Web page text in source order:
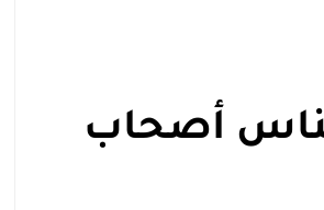
أصحاب